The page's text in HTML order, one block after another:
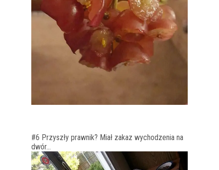
#6 Przyszły prawnik? Miał zakaz wychodzenia na
dwór…